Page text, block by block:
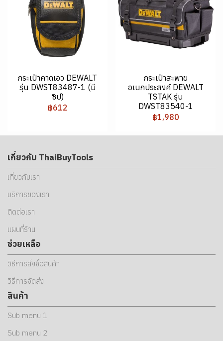
กระเป๋าคาดเอว DEWALT
รุ่น DWST83487-1 (มี
ซิป)
฿612
กระเป๋าสะพาย
อเนกประสงค์ DEWALT
TSTAK รุ่น
DWST83540-1
฿1,980
เกี่ยวกับ ThaiBuyTools
เกี่ยวกับเรา
บริการของเรา
ติดต่อเรา
แผนที่ร้าน
ช่วยเหลือ
วิธีการสั่งซื้อสินค้า
วิธีการจัดส่ง
สินค้า
Sub menu 1
Sub menu 2